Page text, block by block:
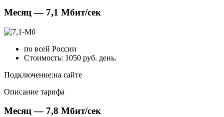
Месяц — 7,1 Мбит/сек
по всей России
Стоимость: 1050 руб. день.
Подключение:на сайте
Описание тарифа
Месяц — 7,8 Мбит/сек